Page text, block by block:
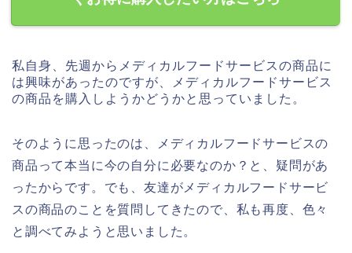
私自身、先週からメディカルフードサービスの商品に
は興味があったのですが、メディカルフードサービス
の商品を購入しようかどうかと思っていました。
そのように思ったのは、メディカルフードサービスの
商品って本当に今の自分に必要なのか？と、疑問があ
ったからです。でも、友達がメディカルフードサービ
スの商品のことを質問してきたので、私も再度、色々
と調べてみようと思いました。